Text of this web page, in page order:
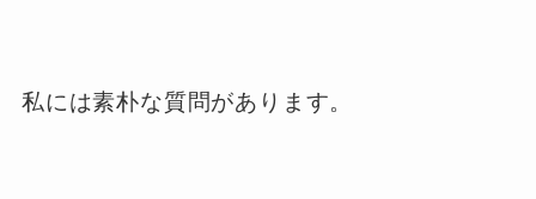
私には素朴な質問があります。